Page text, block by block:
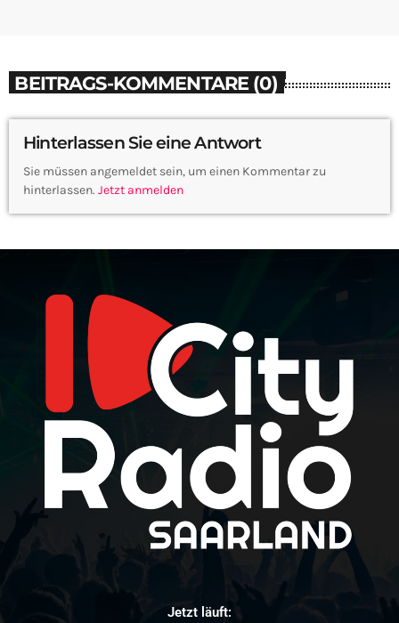
BEITRAGS-KOMMENTARE (0)
Hinterlassen Sie eine Antwort
Sie müssen angemeldet sein, um einen Kommentar zu
hinterlassen. Jetzt anmelden
Jetzt läuft: